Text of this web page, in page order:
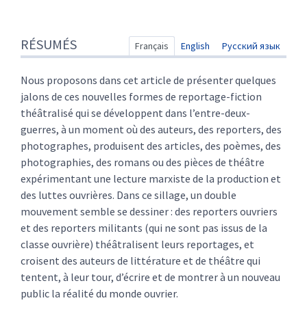
Index
Texte
Citer cet article
Auteur
RÉSUMÉS Français English Русский язык
Nous proposons dans cet article de présenter quelques
jalons de ces nouvelles formes de reportage-fiction
théâtralisé qui se développent dans l’entre-deux-
guerres, à un moment où des auteurs, des reporters, des
photographes, produisent des articles, des poèmes, des
photographies, des romans ou des pièces de théâtre
expérimentant une lecture marxiste de la production et
des luttes ouvrières. Dans ce sillage, un double
mouvement semble se dessiner : des reporters ouvriers
et des reporters militants (qui ne sont pas issus de la
classe ouvrière) théâtralisent leurs reportages, et
croisent des auteurs de littérature et de théâtre qui
tentent, à leur tour, d’écrire et de montrer à un nouveau
public la réalité du monde ouvrier.